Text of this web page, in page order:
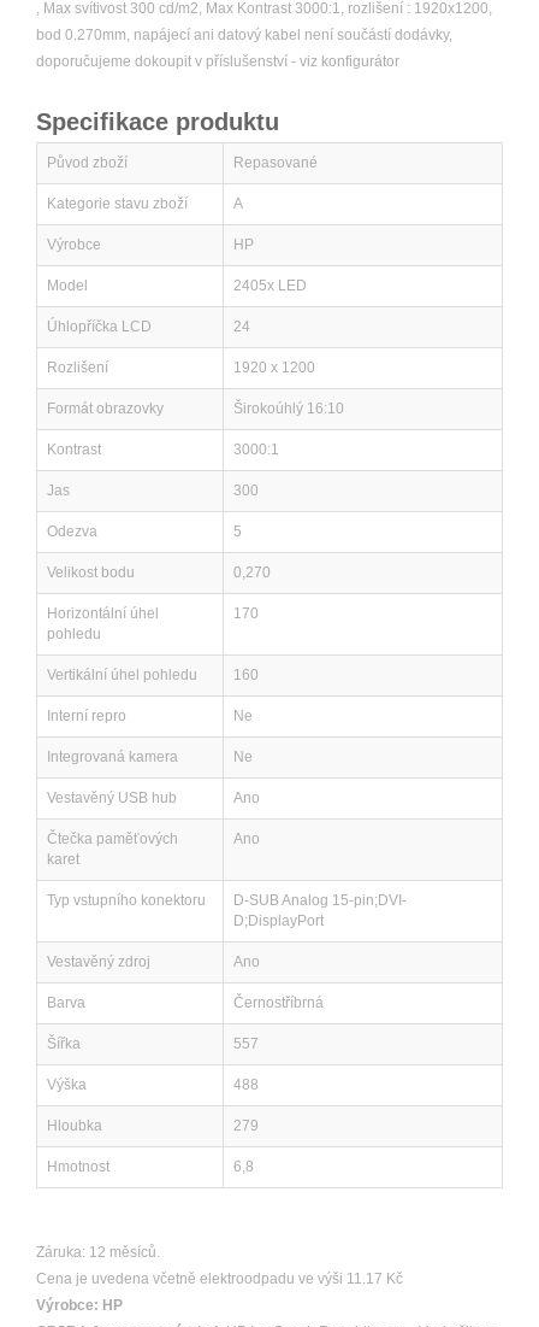
, Max svítivost 300 cd/m2, Max Kontrast 3000:1, rozlišení : 1920x1200,
bod 0.270mm, napájecí ani datový kabel není součástí dodávky,
doporučujeme dokoupit v příslušenství - viz konfigurátor
Specifikace produktu
Původ zboží Repasované
Kategorie stavu zboží A
Výrobce HP
Model 2405x LED
Úhlopříčka LCD 24
Rozlišení 1920 x 1200
Formát obrazovky Širokoúhlý 16:10
Kontrast 3000:1
Jas 300
Odezva 5
Velikost bodu 0,270
Horizontální úhel
pohledu
170
Vertikální úhel pohledu 160
Interní repro Ne
Integrovaná kamera Ne
Vestavěný USB hub Ano
Čtečka paměťových
karet
Ano
Typ vstupního konektoru
D-SUB Analog 15-pin;DVI-
D;DisplayPort
Vestavěný zdroj Ano
Barva Černostříbrná
Šířka 557
Výška 488
Hloubka 279
Hmotnost 6,8
Záruka: 12 měsíců.
Cena je uvedena včetně elektroodpadu ve výši 11.17 Kč
Výrobce: HP